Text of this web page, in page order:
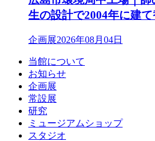
生の設計で2004年に建
企画展2026年08月04日
当館について
お知らせ
企画展
常設展
研究
ミュージアムショップ
スタジオ